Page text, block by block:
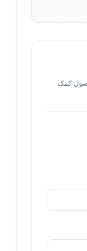
کمک